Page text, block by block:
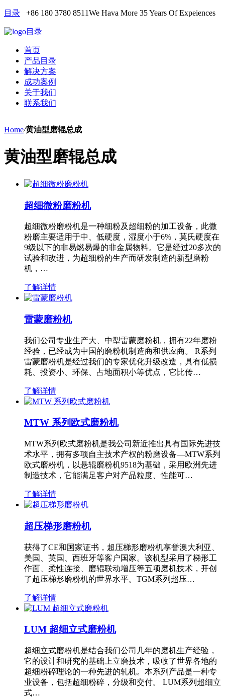
目录 +86 180 3780 8511We Hava More 35 Years Of Expeiences
目录
首页
产品目录
解决方案
成功案例
关于我们
联系我们
Home/黄油型磨辊总成
黄油型磨辊总成
超细微粉磨粉机
超细微粉磨粉机是一种细粉及超细粉的加工设备，此微
粉磨主要适用于中、低硬度，湿度小于6%，莫氏硬度在
9级以下的非易燃易爆的非金属物料。它是经过20多次的
试验和改进，为超细粉的生产而研发制造的新型磨粉
机，…
了解详情
雷蒙磨粉机
我们公司专业生产大、中型雷蒙磨粉机，拥有22年磨粉
经验，已经成为中国的磨粉机制造商和供应商。 R系列
雷蒙磨粉机是经过我们的专家优化升级改造，具有低损
耗、投资小、环保、占地面积小等优点，它比传…
了解详情
MTW 系列欧式磨粉机
MTW系列欧式磨粉机是我公司新近推出具有国际先进技
术水平，拥有多项自主技术产权的粉磨设备—MTW系列
欧式磨粉机，以悬辊磨粉机9518为基础，采用欧洲先进
制造技术，它能满足客户对产品粒度、性能可…
了解详情
超压梯形磨粉机
获得了CE和国家证书，超压梯形磨粉机享誉澳大利亚、
美国、英国、西班牙等客户国家。该机型采用了梯形工
作面、柔性连接、磨辊联动增压等五项磨机技术，开创
了超压梯形磨粉机的世界水平。TGM系列超压…
了解详情
LUM 超细立式磨粉机
超细立式磨粉机是结合我们公司几年的磨机生产经验，
它的设计和研究的基础上立磨技术，吸收了世界各地的
超细粉碎理论的一种先进的轧机。本系列产品是一种专
业设备，包括超细粉碎，分级和交付。 LUM系列超细立
式…